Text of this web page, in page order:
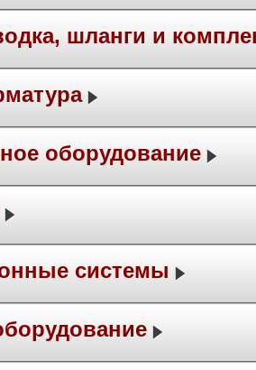
шланги и
оборудование
системы